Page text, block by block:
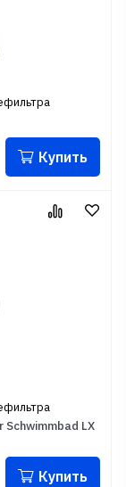
Купить
LX
Купить